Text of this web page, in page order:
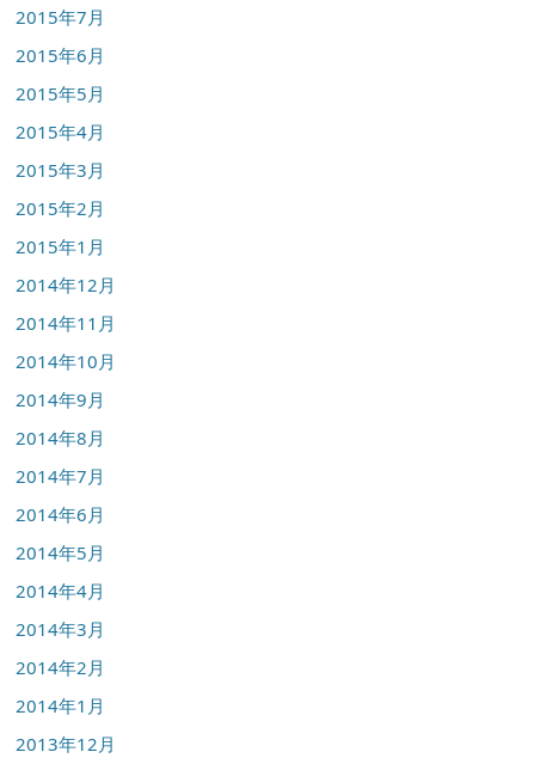
2015年7月
2015年6月
2015年5月
2015年4月
2015年3月
2015年2月
2015年1月
2014年12月
2014年11月
2014年10月
2014年9月
2014年8月
2014年7月
2014年6月
2014年5月
2014年4月
2014年3月
2014年2月
2014年1月
2013年12月